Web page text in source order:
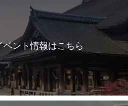
ベント情報はこちら